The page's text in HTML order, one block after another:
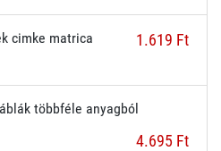
cimke matrica 1.619 Ft
többféle anyagból
4.695 Ft